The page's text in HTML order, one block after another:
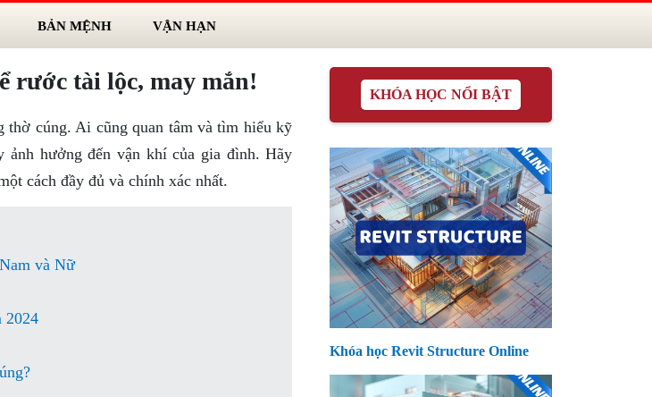
BẢN MỆNH VẬN HẠN
rước tài lộc, may mắn!
cúng. Ai cũng quan tâm và tìm hiểu kỹ
ảnh hưởng đến vận khí của gia đình. Hãy
cách đầy đủ và chính xác nhất.
và Nữ
2024
KHÓA HỌC NỔI BẬT
Khóa học Revit Structure Online